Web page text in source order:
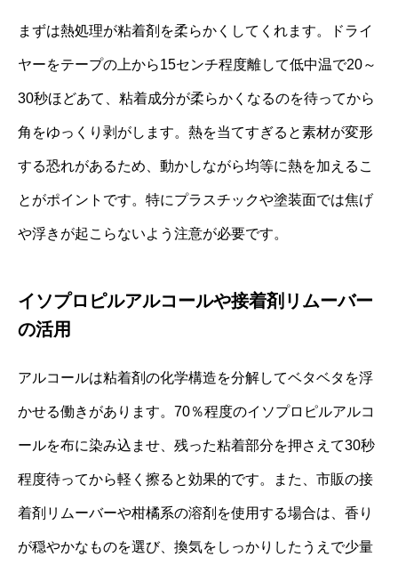
まずは熱処理が粘着剤を柔らかくしてくれます。ドライ
ヤーをテープの上から15センチ程度離して低中温で20～
30秒ほどあて、粘着成分が柔らかくなるのを待ってから
角をゆっくり剥がします。熱を当てすぎると素材が変形
する恐れがあるため、動かしながら均等に熱を加えるこ
とがポイントです。特にプラスチックや塗装面では焦げ
や浮きが起こらないよう注意が必要です。
イソプロピルアルコールや接着剤リムーバー
の活用
アルコールは粘着剤の化学構造を分解してベタベタを浮
かせる働きがあります。70％程度のイソプロピルアルコ
ールを布に染み込ませ、残った粘着部分を押さえて30秒
程度待ってから軽く擦ると効果的です。また、市販の接
着剤リムーバーや柑橘系の溶剤を使用する場合は、香り
が穏やかなものを選び、換気をしっかりしたうえで少量